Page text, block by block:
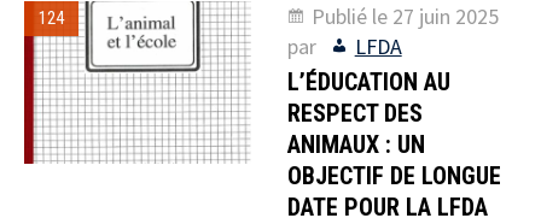
124 Publié le 27 juin 2025
par
LFDA
L’ÉDUCATION AU
RESPECT DES
ANIMAUX : UN
OBJECTIF DE LONGUE
DATE POUR LA LFDA